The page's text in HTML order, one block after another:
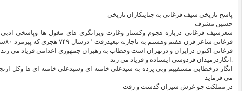
پاسخ تاریخی سیف فرغانی به جنایتکاران تاریخی
حسین مشرف
شعرسیف فرغانی درباره هجوم وکشتار وغارت ویرانگری های مغول ها وپاسخی
فرغانی شاعر قرن هفتم وهشتم به ناچاربه تبعیدرفت ٬ درسال
۷۴۹ هجری که پیرمرد ۸۰
فرغانی اکنون درایران و درتهران است وخطاب به رهبران جمهوری اعدامی فریاد می زند
. انگاردرمیدان فردوسی ایستاده و فریاد می زند
انگار درخطابی مستقییم وبی پرده به سیدعلی خامنه ای وسیدعلی خامنه ای ها وکل
می فرماید
در مملکت چو غرش شیران گذشت و رفت